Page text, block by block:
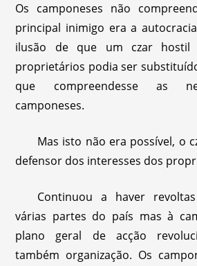
Os camponeses não
principal inimigo era a
ilusão de que um czar hostil
proprietários podia ser
que compreendesse as
camponeses.
Mas isto não era possível, o
defensor dos interesses dos
Continuou a haver
várias partes do país mas à
plano geral de acção
também organização. Os